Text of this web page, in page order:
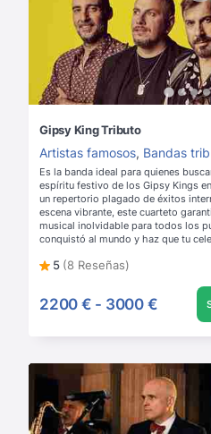
Gipsy King Tributo
Artistas famosos, Bandas
Es la banda ideal para quienes
espíritu festivo de los Gipsy Kings
un repertorio plagado de éxitos
escena vibrante, este cuarteto
musical inolvidable para todos los
conquistó al mundo y haz que tu
5 (8 Reseñas)
2200 € - 3000 €